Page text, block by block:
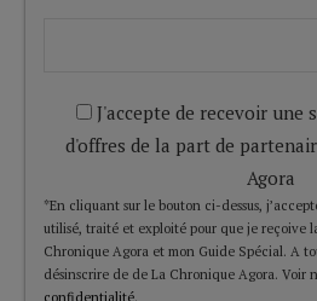
J'accepte de recevoir une
d'offres de la part de
Agora
*En cliquant sur le bouton ci-dessus,
utilisé, traité et exploité pour que je reçoive
Chronique Agora et mon Guide Spécial. A
désinscrire de de La Chronique Agora. Voir
confidentialité.